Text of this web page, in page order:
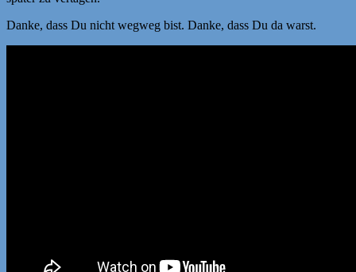
Danke, dass Du nicht wegweg bist. Danke, dass Du da warst.